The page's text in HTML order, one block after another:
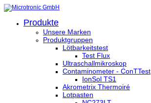
Produkte
Unsere Marken
Produktgruppen
Lötbarkeitstest
Test Flux
Ultraschallmikroskop
Contaminometer - ConTTest
IonSol TS1
Akrometrix Thermoiré
Lotpasten